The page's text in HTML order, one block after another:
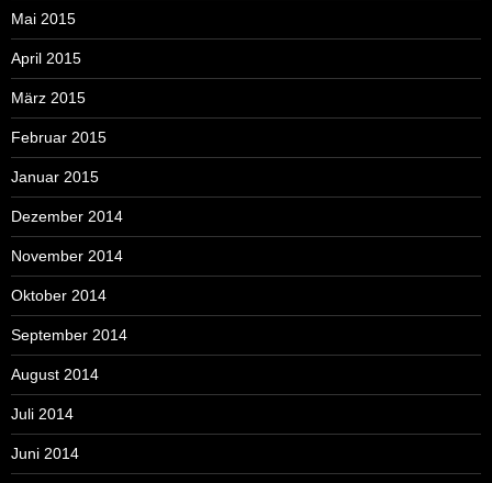
Mai 2015
April 2015
März 2015
Februar 2015
Januar 2015
Dezember 2014
November 2014
Oktober 2014
September 2014
August 2014
Juli 2014
Juni 2014